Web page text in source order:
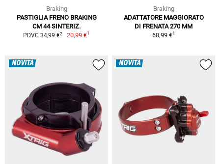
Braking
PASTIGLIA FRENO BRAKING
CM 44 SINTERIZ.
PDVC 34,99 €2 20,99 €1
Braking
ADATTATORE MAGGIORATO
DI FRENATA 270 MM
68,99 €1
NOVITÀ NOVITÀ